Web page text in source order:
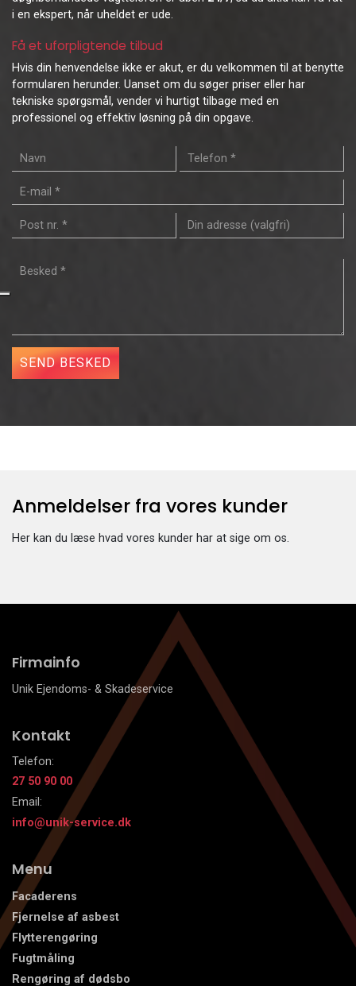
i en ekspert, når uheldet er ude.
Få et uforpligtende tilbud
Hvis din henvendelse ikke er akut, er du velkommen til at benytte
formularen herunder. Uanset om du søger priser eller har
tekniske spørgsmål, vender vi hurtigt tilbage med en
professionel og effektiv løsning på din opgave.
Anmeldelser fra vores kunder​
Her kan du læse hvad vores kunder har at sige om os.
Firmainfo
Unik Ejendoms- & Skadeservice
Kontakt
Telefon:
27 50 90 00
Email:
info@unik-service.dk
Menu
Facaderens
Fjernelse af asbest
Flytterengøring
Fugtmåling
Rengøring af dødsbo